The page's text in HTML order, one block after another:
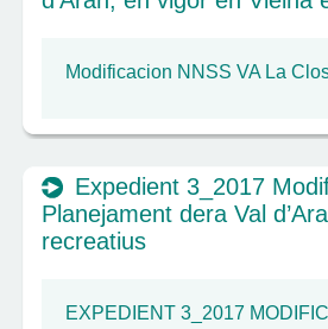
Modificacion NNSS VA La
Expedient 3_2017
Planejament dera Val
recreatius
EXPEDIENT 3_2017